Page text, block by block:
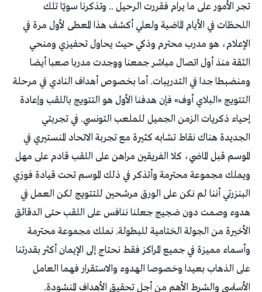
تجر الأمور على ما يرام فقررت الرحيل .. وتذكرنا سويّا تلك
اللحظات في الأيام الماضية ولعلي أكشف هذا المعطى لأول مرة في
الإعلام، هو مدرب محترم وذكي حيث يحاول تحفيزي ومنحي
الثقة منذ أول اتصال مباشر جمعنا ووجدت مدربا صعبا أيضا
ومنضبطا جدا في التدريبات. أما بخصوص أهداف النادي في مرحلة
التتويج «البلاي أوف» فإن هدفنا الأول هو التتويج باللقب وإعادة
إحياء ذكريات الزمن الجميل للملعب التونسي. في تجربتي
الجديدة هناك نقاط تشابه كثيرة مع تجربة الاتحاد المنستيري في
الموسم قبل الماضي، كلا الفريقين مراهن على اللقب قادم على مهل
ويملك مجموعة محترمة وأتذكر في ذلك الموسم تحت قيادة فوزي
البنزرتي أننا لم نكن على الورق مرشحين للتتويج لكن العمل في
هدوء وصمت دون ضجيج جعلنا ننافس على اللقب حتى الدقائق
الأخيرة من الجولة الختامية للبطولة. نملك مجموعة محترمة
وأسماء مميزة في جميع المراكز فقط نحتاج إلى الإيمان أكثر بقدرتنا
على الذهاب بعيدا وخصوصا الهدوء والاستقرار فهما العامل
الأساسي والشرط الأهم من أجل تحقيق الأهداف المنشودة.